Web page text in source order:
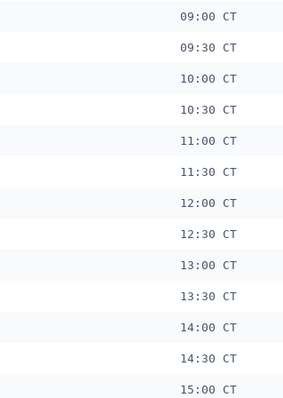
09:00 CT
09:30 CT
10:00 CT
10:30 CT
11:00 CT
11:30 CT
12:00 CT
12:30 CT
13:00 CT
13:30 CT
14:00 CT
14:30 CT
15:00 CT